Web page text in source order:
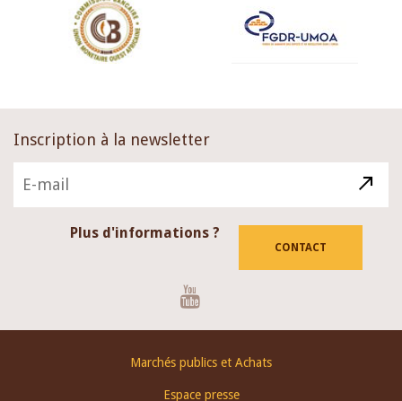
Inscription à la newsletter
Plus d'informations ?
CONTACT
Marchés publics et Achats
Espace presse